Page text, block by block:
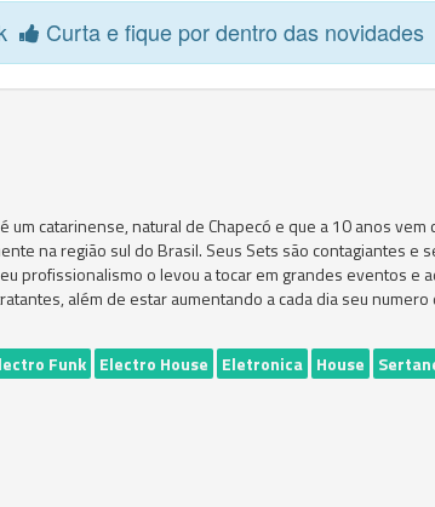
Curta e fique por dentro das novidades
um catarinense, natural de Chapecó e que a 10 anos
na região sul do Brasil. Seus Sets são contagiantes e
profissionalismo o levou a tocar em grandes eventos e
além de estar aumentando a cada dia seu
Funk Electro House Eletronica House